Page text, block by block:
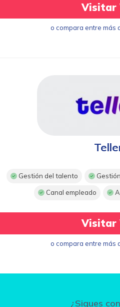
Visitar
o compara entre más
Gestión del talento
Canal empleado
Visitar
o compara entre más
¿Sigues